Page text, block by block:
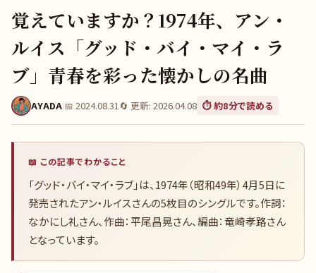
覚えていますか？1974年、アン・
ルイス「グッド・バイ・マイ・ラ
ブ」青春を彩った懐かしの名曲
AYADA|📅 2024.08.31 🔄 更新: 2026.04.08 ⏱️ 約8分で読める
📖 この記事でわかること
「グッド・バイ・マイ・ラブ」は、1974年（昭和49年）4月5日に
発売されたアン・ルイスさんの5枚目のシングルです。作詞：
なかにし礼さん、作曲：平尾昌晃さん、編曲：竜崎孝路さん
となっています。